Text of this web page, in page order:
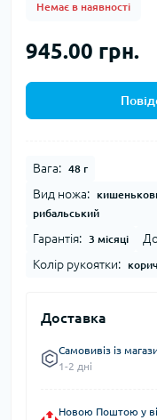
Немає в наявності
945.00 грн.
Вага: 48 г
Вид ножа:
рибальський
Гарантія: 3 місяці
Колір рукоятки:
Доставка
Самовивіз із
1-2 дні
Новою Поштою у